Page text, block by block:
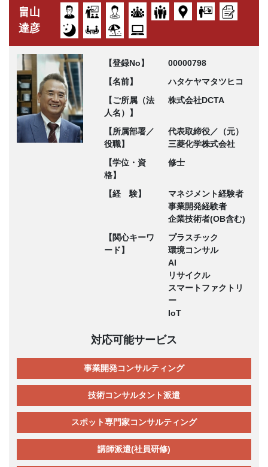
畠山
達彦
【登録No】
00000798
【名前】
ハタケヤマタツヒコ
【ご所属（法
人名）】
株式会社DCTA
【所属部署／
役職】
代表取締役／（元）
三菱化学株式会社
【学位・資
格】
修士
【経 験】
マネジメント経験者
事業開発経験者
企業技術者(OB含む)
【関心キーワ
ード】
プラスチック
環境コンサル
AI
リサイクル
スマートファクトリ
ー
IoT
対応可能サービス
事業開発コンサルティング
技術コンサルタント派遣
スポット専門家コンサルティング
講師派遣(社員研修)